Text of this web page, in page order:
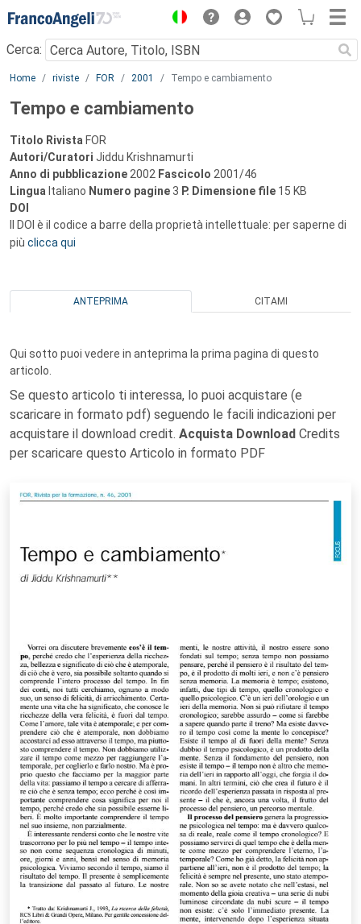
Menu
Cerca:
Main content
Home riviste FOR 2001 Tempo e cambiamento
Tempo e cambiamento
Titolo Rivista FOR
Autori/Curatori Jiddu Krishnamurti
Anno di pubblicazione 2002 Fascicolo 2001/46
Lingua Italiano Numero pagine 3 P. Dimensione file 15 KB
DOI
Il DOI è il codice a barre della proprietà intellettuale: per saperne di
più clicca qui
ANTEPRIMA CITAMI
Qui sotto puoi vedere in anteprima la prima pagina di questo
articolo.
Se questo articolo ti interessa, lo puoi acquistare (e
scaricare in formato pdf) seguendo le facili indicazioni per
acquistare il download credit. Acquista Download Credits
per scaricare questo Articolo in formato PDF